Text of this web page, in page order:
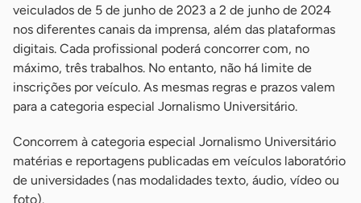
veiculados de 5 de junho de 2023 a 2 de junho de 2024
nos diferentes canais da imprensa, além das plataformas
digitais. Cada profissional poderá concorrer com, no
máximo, três trabalhos. No entanto, não há limite de
inscrições por veículo. As mesmas regras e prazos valem
para a categoria especial Jornalismo Universitário.
Concorrem à categoria especial Jornalismo Universitário
matérias e reportagens publicadas em veículos laboratório
de universidades (nas modalidades texto, áudio, vídeo ou
foto).